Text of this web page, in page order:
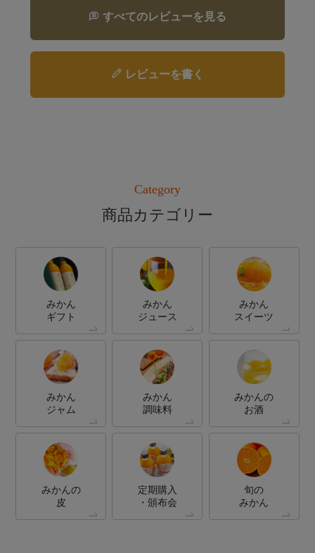
すべてのレビューを見る
レビューを書く
Category
商品カテゴリー
みかん
ギフト
みかん
ジュース
みかん
スイーツ
みかん
ジャム
みかん
調味料
みかんの
お酒
みかんの
皮
定期購入
・頒布会
旬の
みかん